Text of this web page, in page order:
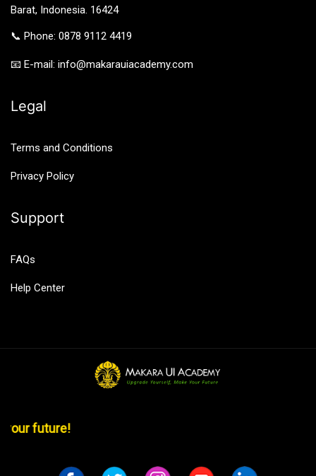
Barat, Indonesia. 16424
📞 Phone: 0878 9112 4419
📧 E-mail: info@makarauiacademy.com
Legal
Terms and Conditions
Privacy Policy
Support
FAQs
Help Center
your future!